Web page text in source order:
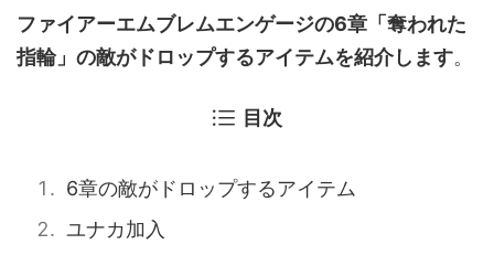
ファイアーエムブレムエンゲージの6章「奪われた
指輪」の敵がドロップするアイテムを紹介します。
目次
6章の敵がドロップするアイテム
ユナカ加入